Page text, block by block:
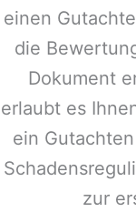
einen
die
Dokument
erlaubt es
ein
zur